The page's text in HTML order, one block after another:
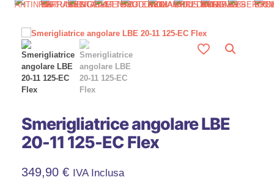
Smerigliatrice angolare LBE
20-11 125-EC Flex
349,90 € IVA Inclusa